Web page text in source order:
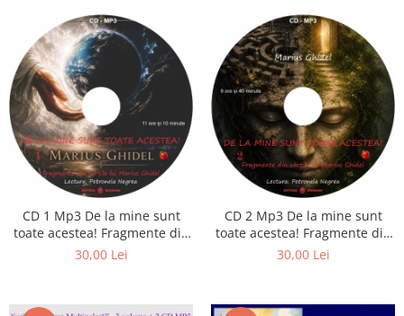
CD 1 Mp3 De la mine sunt
toate acestea! Fragmente din
cărțile lui Marius Ghidel
30,00 Lei
CD 2 Mp3 De la mine sunt
toate acestea! Fragmente din
cărțile lui Marius Ghidel
30,00 Lei